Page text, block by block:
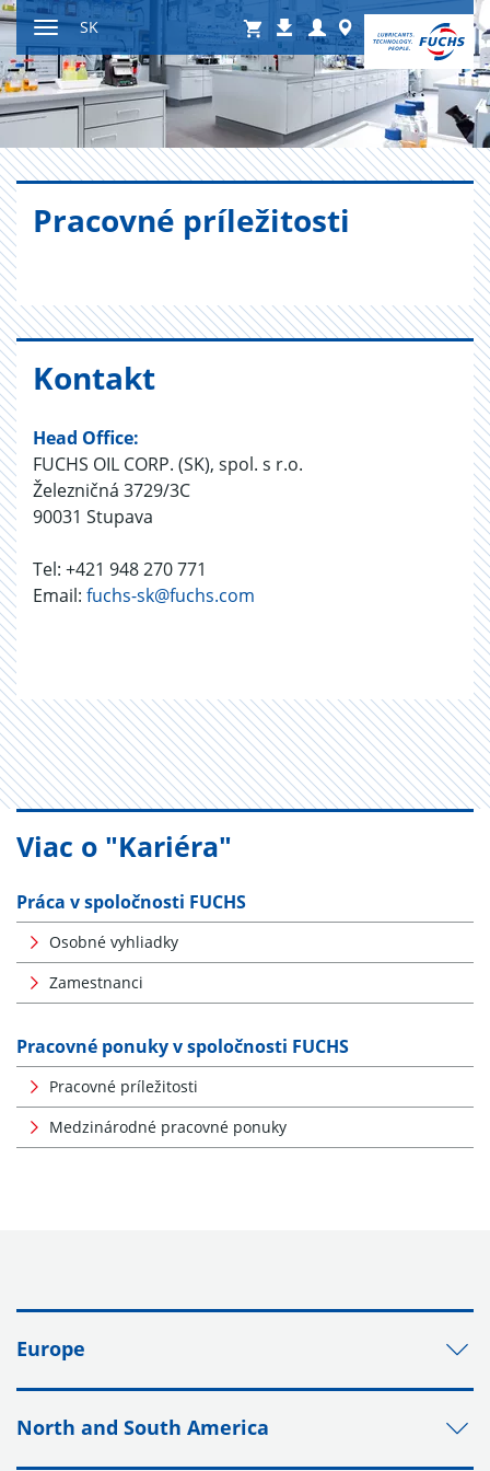
Preskočiť
na
obsah
Prepnúť
navigáciu
ShopNa
stiahnutie
Login Worldwide
SK
Pra­cov­né prí­le­ži­tos­ti
Kon­takt
Head Office:
FUCHS OIL CORP. (SK), spol. s r.o.
Železničná 3729/3C
90031 Stupava
Tel: +421 948 270 771
Email: fuchs-sk@fuchs.com
Viac o "Kariéra"
Práca v spoločnosti FUCHS
Osobné vyhliadky
Zamestnanci
Pracovné ponuky v spoločnosti FUCHS
Pracovné príležitosti
Medzinárodné pracovné ponuky
Europe
North and South America